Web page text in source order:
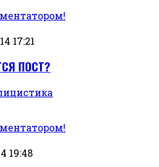
17:21
ПОСТ?
19:48